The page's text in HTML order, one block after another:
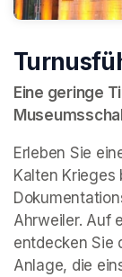
Eine geringe
Erleben Sie
Kalten Krieges
Ahrweiler. Auf
entdecken Sie
Anlage, die